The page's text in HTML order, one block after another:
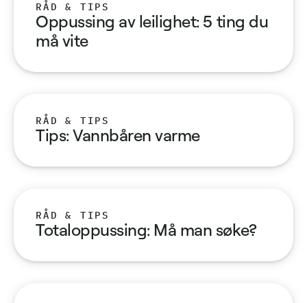
RÅD & TIPS
Oppussing av leilighet: 5 ting du
må vite
RÅD & TIPS
Tips: Vannbåren varme
RÅD & TIPS
Totaloppussing: Må man søke?